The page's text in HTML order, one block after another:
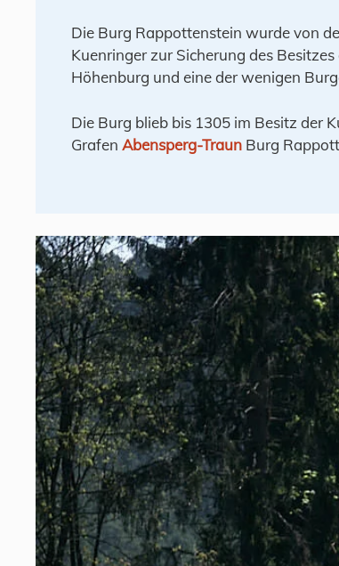
Die Burg Rappottenstein wurde von
Kuenringer zur Sicherung des
Höhenburg und eine der wenigen
Die Burg blieb bis 1305 im Besitz der
Grafen Abensperg-Traun Burg